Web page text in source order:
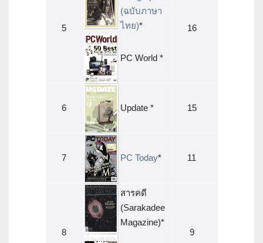
5
(ฉบับภาษา
ไทย)*
PC World *
16
6 Update * 15
7 PC Today* 11
8
สารคดี
(Sarakadee
Magazine)*
9